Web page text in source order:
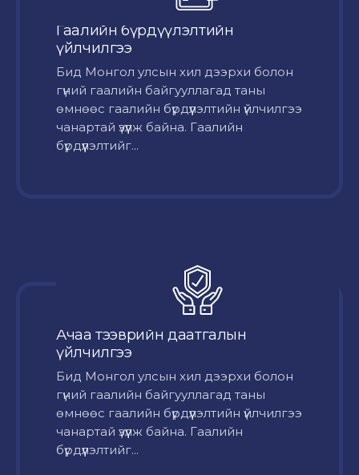
Гаалийн бүрдүүлэлтийн
үйлчилгээ
Бид Монгол улсын хил дээрхи болон
гүний гаалийн байгууллагад таны
өмнөөс гаалийн бүрдүүлэлтийн үйлчилгээ
чанартай үзүүлж байна. Гаалийн
бүрдүүлэлтийг...
Ачаа тээврийн даатгалын
үйлчилгээ
Бид Монгол улсын хил дээрхи болон
гүний гаалийн байгууллагад таны
өмнөөс гаалийн бүрдүүлэлтийн үйлчилгээ
чанартай үзүүлж байна. Гаалийн
бүрдүүлэлтийг...